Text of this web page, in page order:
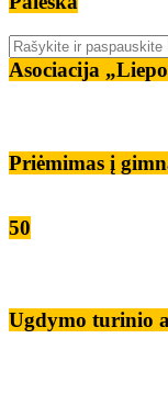
Asociacija
Priėmimas į
50
Ugdymo turinio